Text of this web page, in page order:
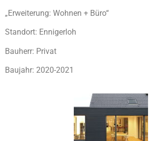
„Erweiterung: Wohnen + Büro“
Standort: Ennigerloh
Bauherr: Privat
Baujahr: 2020-2021